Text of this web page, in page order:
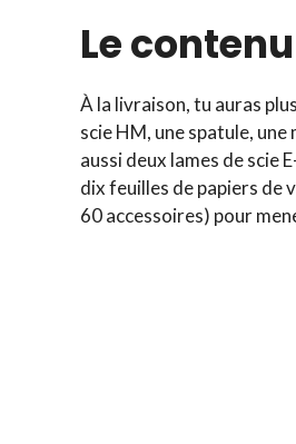
Le
À la livraison, tu auras
scie HM, une spatule,
aussi deux lames de scie
dix feuilles de papiers de
60 accessoires) pour